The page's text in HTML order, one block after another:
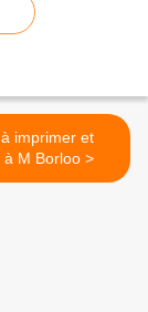
imprimer et
envoyer à M Borloo >